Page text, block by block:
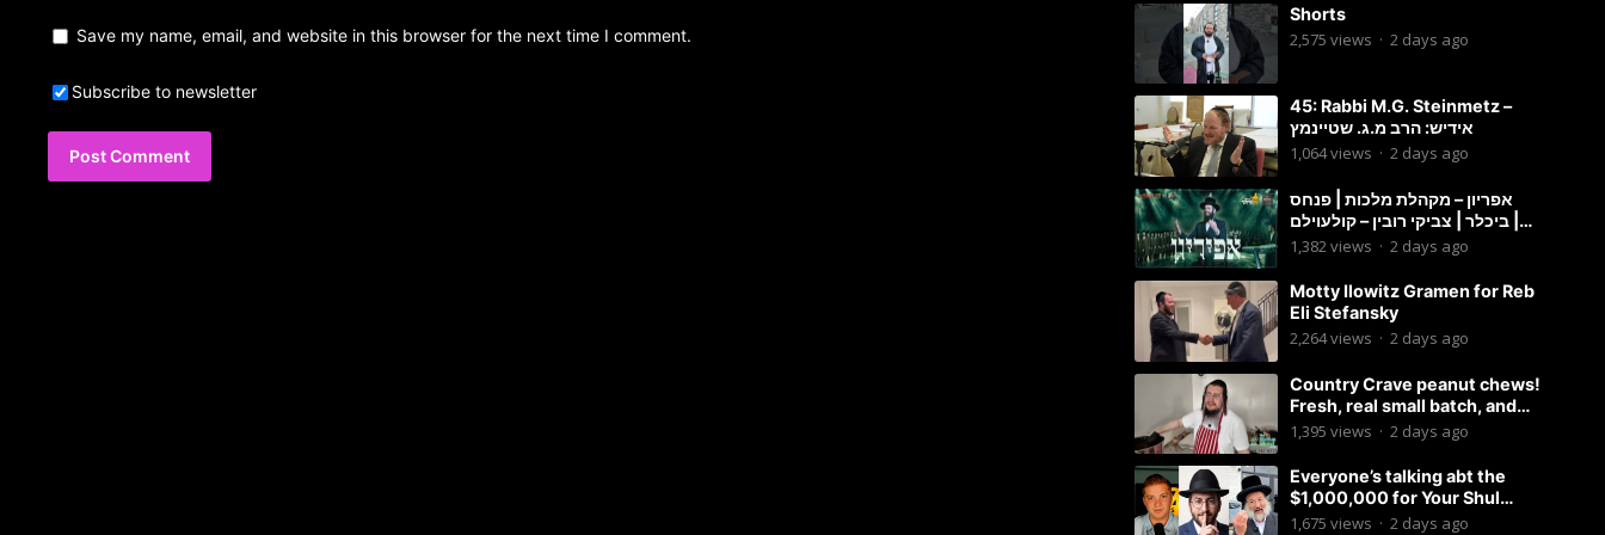
Save my name, email, and website in this browser for the next time I comment.
Subscribe to newsletter
Shorts
2,575 views · 2 days ago
45: Rabbi M.G. Steinmetz –
אידיש: הרב מ.ג. שטיינמץ
1,064views · 2 days ago
אפריון – מקהלת מלכות | פנחס
ביכלר | צביקי רובין – קולעוילם |
Malchus Choir, Tzviki Rubin
1,382views · 2 days ago
Motty Ilowitz Gramen for Reb
Eli Stefansky
2,264views · 2 days ago
Country Crave peanut chews!
Fresh, real small batch, and
soft! – Status Island
1,395 views · 2 days ago
Everyone’s talking abt the
$1,000,000 for Your Shul
Tosfos Yom Tov “No Talking by
1,675 views · 2 days ago